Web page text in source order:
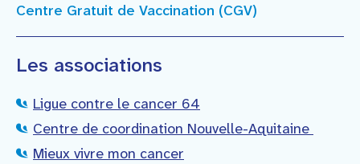
Centre Gratuit de Vaccination (CGV)
Les associations
Ligue contre le cancer 64
Centre de coordination Nouvelle-Aquitaine
Mieux vivre mon cancer